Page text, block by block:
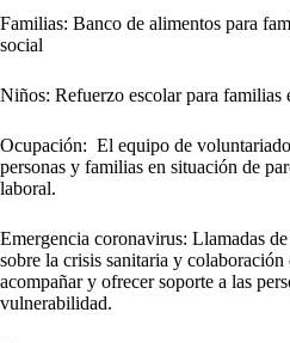
Familias: Banco de alimentos para
social
Niños: Refuerzo escolar para familias
Ocupación: El equipo de
personas y familias en situación de
laboral.
Emergencia coronavirus: Llamadas
sobre la crisis sanitaria y colaboración
acompañar y ofrecer soporte a las
vulnerabilidad.